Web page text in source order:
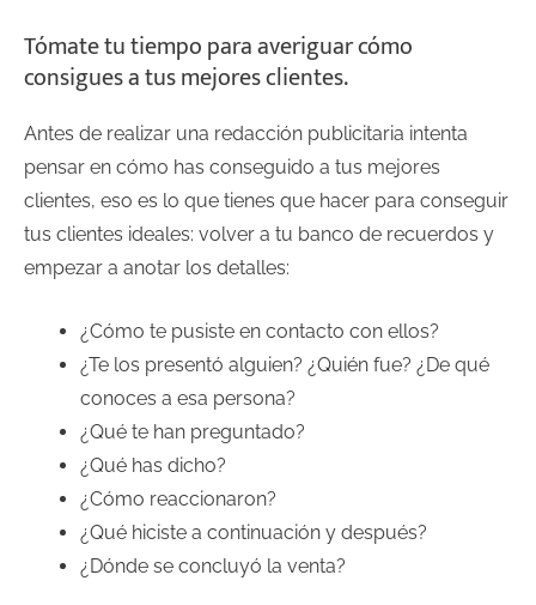
Tómate tu tiempo para averiguar cómo
consigues a tus mejores clientes.
Antes de realizar una redacción publicitaria intenta
pensar en cómo has conseguido a tus mejores
clientes, eso es lo que tienes que hacer para conseguir
tus clientes ideales: volver a tu banco de recuerdos y
empezar a anotar los detalles:
¿Cómo te pusiste en contacto con ellos?
¿Te los presentó alguien? ¿Quién fue? ¿De qué
conoces a esa persona?
¿Qué te han preguntado?
¿Qué has dicho?
¿Cómo reaccionaron?
¿Qué hiciste a continuación y después?
¿Dónde se concluyó la venta?